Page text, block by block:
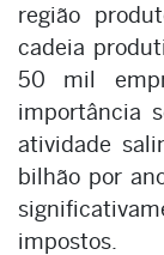
região
cadeia
50 mil
importância
atividade
bilhão por
impostos.